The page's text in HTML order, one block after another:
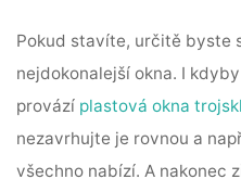
Pokud stavíte, určitě byste
nejdokonalejší okna. I
provází plastová okna
nezavrhujte je rovnou a
všechno nabízí. A nakonec